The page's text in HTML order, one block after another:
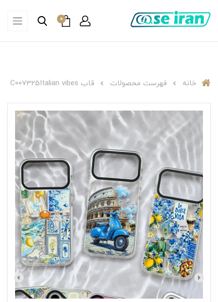
0
خانه فهرست محصولات قاب C007325Italian vibes